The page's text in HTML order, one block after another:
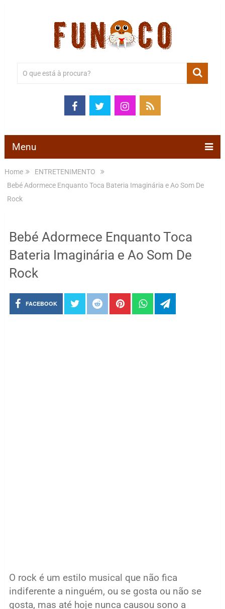
Menu
Home
ENTRETENIMENTO
Bebé Adormece Enquanto Toca Bateria Imaginária e Ao Som De
Rock
Bebé Adormece Enquanto Toca
Bateria Imaginária e Ao Som De
Rock
FACEBOOK
O rock é um estilo musical que não fica
indiferente a ninguém, ou se gosta ou não se
gosta, mas até hoje nunca causou sono a